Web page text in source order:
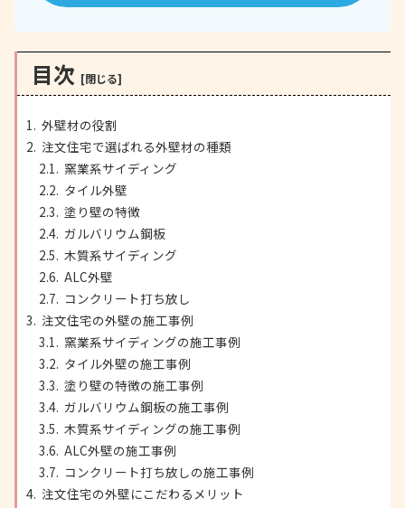
目次
外壁材の役割
注文住宅で選ばれる外壁材の種類
窯業系サイディング
タイル外壁
塗り壁の特徴
ガルバリウム鋼板
木質系サイディング
ALC外壁
コンクリート打ち放し
注文住宅の外壁の施工事例
窯業系サイディングの施工事例
タイル外壁の施工事例
塗り壁の特徴の施工事例
ガルバリウム鋼板の施工事例
木質系サイディングの施工事例
ALC外壁の施工事例
コンクリート打ち放しの施工事例
注文住宅の外壁にこだわるメリット